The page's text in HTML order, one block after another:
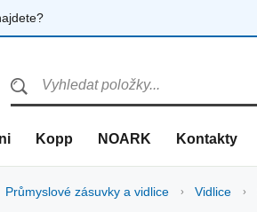
Kopp NOARK Kontakty
Průmyslové zásuvky a vidlice Vidlice